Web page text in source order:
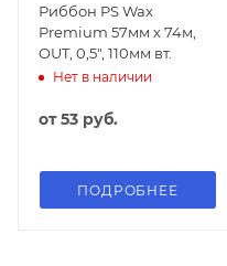
Риббон PS Wax
Premium 57мм х 74м,
OUT, 0,5", 110мм вт.
Нет в наличии
от53 руб.
ПОДРОБНЕЕ